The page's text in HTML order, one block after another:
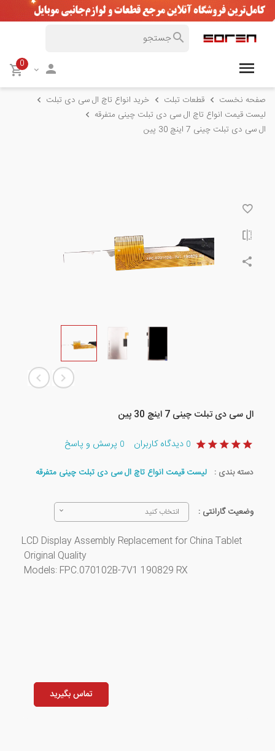
0
صفحه نخست قطعات تبلت
خرید انواع تاچ ال سی دی تبلت
لیست قیمت انواع تاچ ال سی دی تبلت چینی متفرقه
ال‌ سی‌ دی تبلت چینی 7 اینچ 30 پین
ال‌ سی‌ دی تبلت چینی 7 اینچ 30 پین
0 دیدگاه کاربران 0 پرسش و پاسخ
دسته بندی : لیست قیمت انواع تاچ ال سی دی تبلت چینی متفرقه
وضعیت گارانتی : انتخاب کنید
LCD Display Assembly Replacement for China Tablet
Original Quality
تماس بگیرید